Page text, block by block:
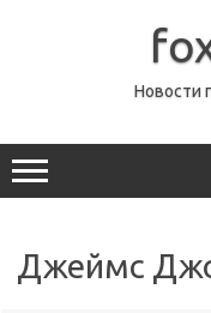
Новости
Джеймс